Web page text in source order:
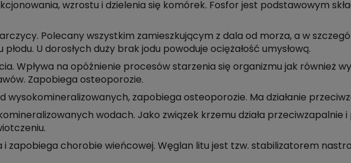
wzrostu i dzielenia się komórek. Fosfor jest podstawowym
Polecany wszystkim zamieszkującym z dala od morza, a w
U dorosłych duży brak jodu powoduje ociężałość umysłową.
Wpływa na opóźnienie procesów starzenia się organizmu jak również
Zapobiega osteoporozie.
wysokomineralizowanych, zapobiega osteoporozie. Ma działanie
wodach. Jako związek krzemu działa przeciwzapalnie
i zapobiega chorobie wieńcowej. Węglan litu jest tzw. stabilizatorem